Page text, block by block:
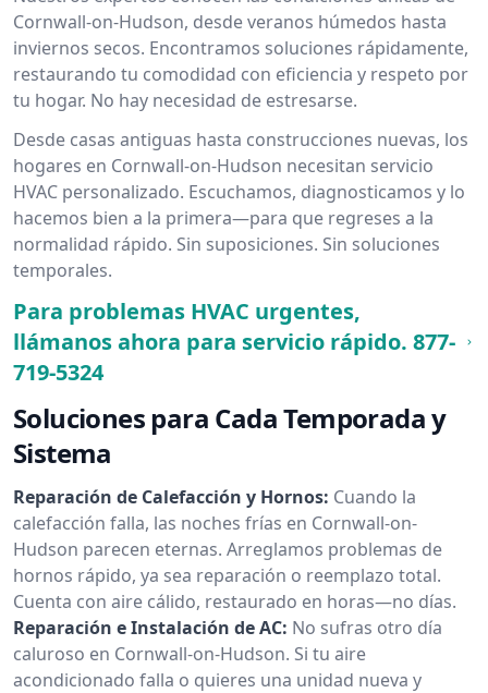
Cornwall-on-Hudson, desde veranos húmedos hasta
inviernos secos. Encontramos soluciones rápidamente,
restaurando tu comodidad con eficiencia y respeto por
tu hogar. No hay necesidad de estresarse.
Desde casas antiguas hasta construcciones nuevas, los
hogares en Cornwall-on-Hudson necesitan servicio
HVAC personalizado. Escuchamos, diagnosticamos y lo
hacemos bien a la primera—para que regreses a la
normalidad rápido. Sin suposiciones. Sin soluciones
temporales.
Para problemas HVAC urgentes,
llámanos ahora para servicio rápido. 877-
719-5324
Soluciones para Cada Temporada y
Sistema
Reparación de Calefacción y Hornos: Cuando la
calefacción falla, las noches frías en Cornwall-on-
Hudson parecen eternas. Arreglamos problemas de
hornos rápido, ya sea reparación o reemplazo total.
Cuenta con aire cálido, restaurado en horas—no días.
Reparación e Instalación de AC: No sufras otro día
caluroso en Cornwall-on-Hudson. Si tu aire
acondicionado falla o quieres una unidad nueva y